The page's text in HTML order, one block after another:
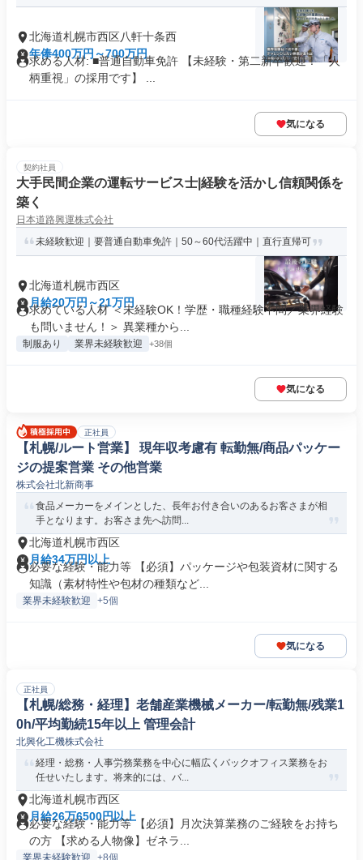
北海道札幌市西区八軒十条西
年俸400万円～700万円
求める人材: ■普通自動車免許 【未経験・第二新卒歓迎！「人
柄重視」の採用です】 ...
気になる
契約社員
大手民間企業の運転サービス士|経験を活かし信頼関係を
築く
日本道路興運株式会社
未経験歓迎｜要普通自動車免許｜50～60代活躍中｜直行直帰可
北海道札幌市西区
月給20万円～21万円
求めている人材 ＜未経験OK！学歴・職種経験不問／業界経験
も問いません！＞ 異業種から...
制服あり 業界未経験歓迎 +38個
気になる
正社員
【札幌/ルート営業】 現年収考慮有 転勤無/商品パッケー
ジの提案営業 その他営業
株式会社北新商事
食品メーカーをメインとした、長年お付き合いのあるお客さまが相
手となります。お客さま先へ訪問...
北海道札幌市西区
月給34万円以上
必要な経験・能力等 【必須】パッケージや包装資材に関する
知識（素材特性や包材の種類など...
業界未経験歓迎 +5個
気になる
正社員
【札幌/総務・経理】老舗産業機械メーカー/転勤無/残業1
0h/平均勤続15年以上 管理会計
北興化工機株式会社
経理・総務・人事労務業務を中心に幅広くバックオフィス業務をお
任せいたします。将来的には、バ...
北海道札幌市西区
月給26万6500円以上
必要な経験・能力等 【必須】月次決算業務のご経験をお持ち
の方 【求める人物像】ゼネラ...
業界未経験歓迎 +8個